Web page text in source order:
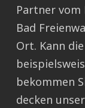
Partner
Bad
Ort. Kann
bekommen
decken